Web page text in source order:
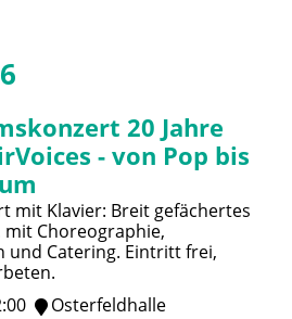
20 Jahre
- von Pop bis
mit Klavier: Breit gefächertes
mit Choreographie,
und Catering. Eintritt frei,
Osterfeldhalle